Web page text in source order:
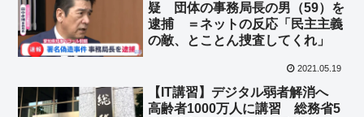
疑 団体の事務局長の男（59）を
逮捕 ＝ネットの反応「民主主義
の敵、とことん捜査してくれ」
2021.05.19
【IT講習】デジタル弱者解消へ
高齢者1000万人に講習 総務省5